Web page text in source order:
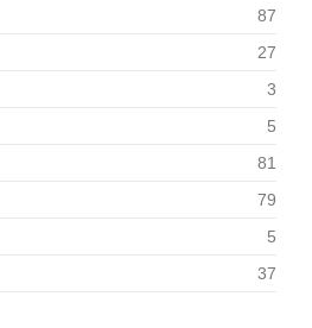
87
27
3
5
81
79
5
37